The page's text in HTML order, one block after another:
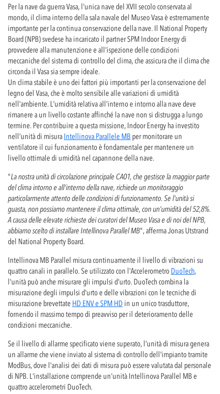
Per la nave da guerra Vasa, l'unica nave del XVII secolo conservata al
mondo, il clima interno della sala navale del Museo Vasa è estremamente
importante per la continua conservazione della nave. Il National Property
Board (NPB) svedese ha incaricato il partner SPM Indoor Energy di
provvedere alla manutenzione e all'ispezione delle condizioni
meccaniche del sistema di controllo del clima, che assicura che il clima che
circonda il Vasa sia sempre ideale.
Un clima stabile è uno dei fattori più importanti per la conservazione del
legno del Vasa, che è molto sensibile alle variazioni di umidità
nell'ambiente. L'umidità relativa all'interno e intorno alla nave deve
rimanere a un livello costante affinché la nave non si distrugga a lungo
termine. Per contribuire a questa missione, Indoor Energy ha investito
nell'unità di misura Intellinova Parallele MB per monitorare un
ventilatore il cui funzionamento è fondamentale per mantenere un
livello ottimale di umidità nel capannone della nave.
"La nostra unità di circolazione principale CA01, che gestisce la maggior parte
del clima intorno e all'interno della nave, richiede un monitoraggio
particolarmente attento delle condizioni di funzionamento. Se l'unità si
guasta, non possiamo mantenere il clima ottimale, con un'umidità del 52,8%.
A causa delle elevate richieste dei curatori del Museo Vasa e di noi del NPB,
abbiamo scelto di installare Intellinova Parallel MB", afferma Jonas Utstrand
del National Property Board.
Intellinova MB Parallel misura continuamente il livello di vibrazioni su
quattro canali in parallelo. Se utilizzato con l'Accelerometro DuoTech,
l'unità può anche misurare gli impulsi d'urto. DuoTech combina la
misurazione degli impulsi d'urto e delle vibrazioni con le tecniche di
misurazione brevettate HD ENV e SPM HD in un unico trasduttore,
fornendo il massimo tempo di preavviso per il deterioramento delle
condizioni meccaniche.
Se il livello di allarme specificato viene superato, l'unità di misura genera
un allarme che viene inviato al sistema di controllo dell'impianto tramite
ModBus, dove l'analisi dei dati di misura può essere valutata dal personale
di NPB. L'installazione comprende un'unità Intellinova Parallel MB e
quattro accelerometri DuoTech.